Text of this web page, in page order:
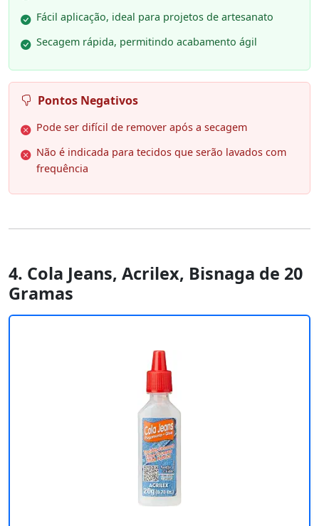
Fácil aplicação, ideal para projetos de artesanato
Secagem rápida, permitindo acabamento ágil
Pontos Negativos
Pode ser difícil de remover após a secagem
Não é indicada para tecidos que serão lavados com
frequência
4. Cola Jeans, Acrilex, Bisnaga de 20
Gramas